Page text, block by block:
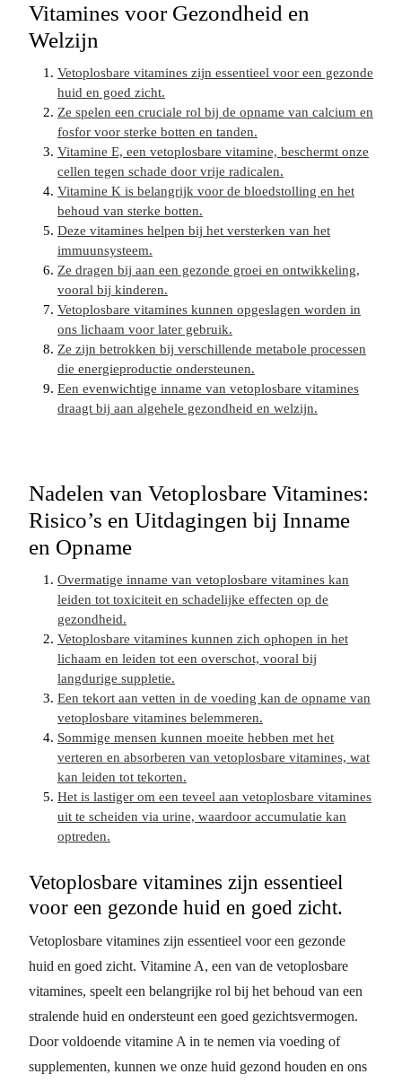
Vitamines voor Gezondheid en
Welzijn
Vetoplosbare vitamines zijn essentieel voor een gezonde
huid en goed zicht.
Ze spelen een cruciale rol bij de opname van calcium en
fosfor voor sterke botten en tanden.
Vitamine E, een vetoplosbare vitamine, beschermt onze
cellen tegen schade door vrije radicalen.
Vitamine K is belangrijk voor de bloedstolling en het
behoud van sterke botten.
Deze vitamines helpen bij het versterken van het
immuunsysteem.
Ze dragen bij aan een gezonde groei en ontwikkeling,
vooral bij kinderen.
Vetoplosbare vitamines kunnen opgeslagen worden in
ons lichaam voor later gebruik.
Ze zijn betrokken bij verschillende metabole processen
die energieproductie ondersteunen.
Een evenwichtige inname van vetoplosbare vitamines
draagt bij aan algehele gezondheid en welzijn.
Nadelen van Vetoplosbare Vitamines:
Risico’s en Uitdagingen bij Inname
en Opname
Overmatige inname van vetoplosbare vitamines kan
leiden tot toxiciteit en schadelijke effecten op de
gezondheid.
Vetoplosbare vitamines kunnen zich ophopen in het
lichaam en leiden tot een overschot, vooral bij
langdurige suppletie.
Een tekort aan vetten in de voeding kan de opname van
vetoplosbare vitamines belemmeren.
Sommige mensen kunnen moeite hebben met het
verteren en absorberen van vetoplosbare vitamines, wat
kan leiden tot tekorten.
Het is lastiger om een teveel aan vetoplosbare vitamines
uit te scheiden via urine, waardoor accumulatie kan
optreden.
Vetoplosbare vitamines zijn essentieel
voor een gezonde huid en goed zicht.
Vetoplosbare vitamines zijn essentieel voor een gezonde
huid en goed zicht. Vitamine A, een van de vetoplosbare
vitamines, speelt een belangrijke rol bij het behoud van een
stralende huid en ondersteunt een goed gezichtsvermogen.
Door voldoende vitamine A in te nemen via voeding of
supplementen, kunnen we onze huid gezond houden en ons